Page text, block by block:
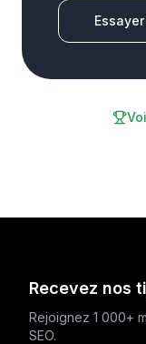
Recevez nos
Rejoignez 1 000+
SEO.